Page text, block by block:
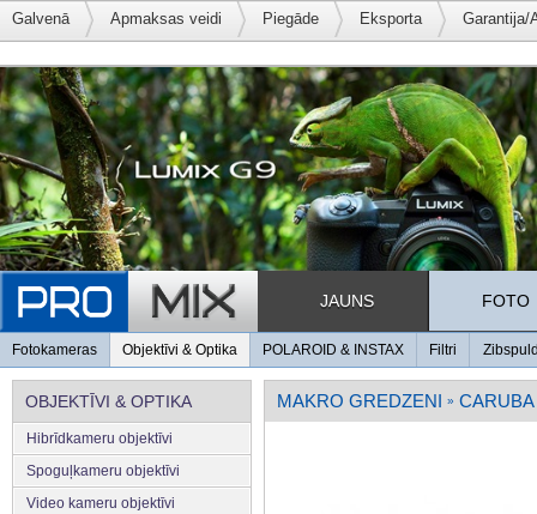
Galvenā Apmaksas veidi Piegāde Eksporta Garantija/
JAUNS FOTO
Fotokameras Objektīvi & Optika POLAROID & INSTAX Filtri
OBJEKTĪVI & OPTIKA
Hibrīdkameru objektīvi
Spoguļkameru objektīvi
Video kameru objektīvi
MAKRO GREDZENI » CARUBA